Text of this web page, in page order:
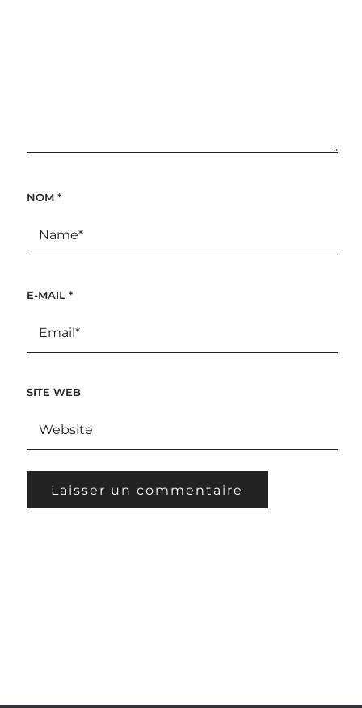
NOM *
E-MAIL *
SITE WEB